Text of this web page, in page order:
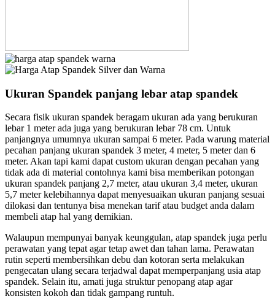
Ukuran Spandek panjang lebar atap spandek
Secara fisik ukuran spandek beragam ukuran ada yang berukuran
lebar 1 meter ada juga yang berukuran lebar 78 cm. Untuk
panjangnya umumnya ukuran sampai 6 meter. Pada warung material
pecahan panjang ukuran spandek 3 meter, 4 meter, 5 meter dan 6
meter. Akan tapi kami dapat custom ukuran dengan pecahan yang
tidak ada di material contohnya kami bisa memberikan potongan
ukuran spandek panjang 2,7 meter, atau ukuran 3,4 meter, ukuran
5,7 meter kelebihannya dapat menyesuaikan ukuran panjang sesuai
dilokasi dan tentunya bisa menekan tarif atau budget anda dalam
membeli atap hal yang demikian.
Walaupun mempunyai banyak keunggulan, atap spandek juga perlu
perawatan yang tepat agar tetap awet dan tahan lama. Perawatan
rutin seperti membersihkan debu dan kotoran serta melakukan
pengecatan ulang secara terjadwal dapat memperpanjang usia atap
spandek. Selain itu, amati juga struktur penopang atap agar
konsisten kokoh dan tidak gampang runtuh.